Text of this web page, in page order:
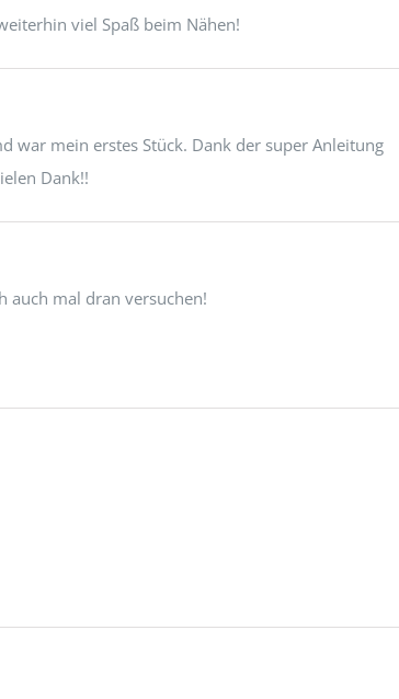
viel Spaß beim Nähen!
war mein erstes Stück. Dank der super Anleitung
Dank!!
auch mal dran versuchen!